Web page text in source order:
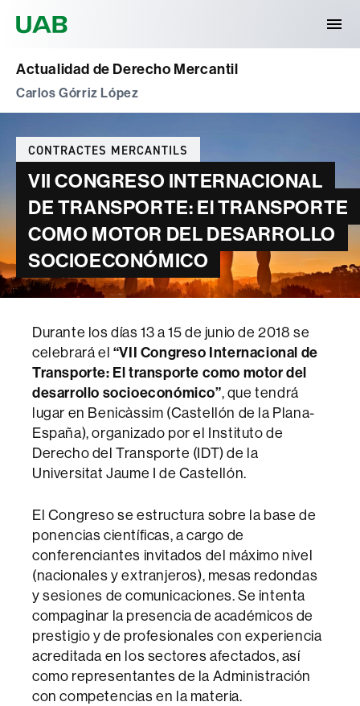
Actualidad de Derecho Mercantil
Carlos Górriz López
Categories
CONTRACTES MERCANTILS
VII CONGRESO INTERNACIONAL
DE TRANSPORTE: El TRANSPORTE
COMO MOTOR DEL DESARROLLO
SOCIOECONÓMICO
Durante los días 13 a 15 de junio de 2018 se
celebrará el “VII Congreso Internacional de
Transporte: El transporte como motor del
desarrollo socioeconómico”, que tendrá
lugar en Benicàssim (Castellón de la Plana-
España), organizado por el Instituto de
Derecho del Transporte (IDT) de la
Universitat Jaume I de Castellón.
El Congreso se estructura sobre la base de
ponencias científicas, a cargo de
conferenciantes invitados del máximo nivel
(nacionales y extranjeros), mesas redondas
y sesiones de comunicaciones. Se intenta
compaginar la presencia de académicos de
prestigio y de profesionales con experiencia
acreditada en los sectores afectados, así
como representantes de la Administración
con competencias en la materia.